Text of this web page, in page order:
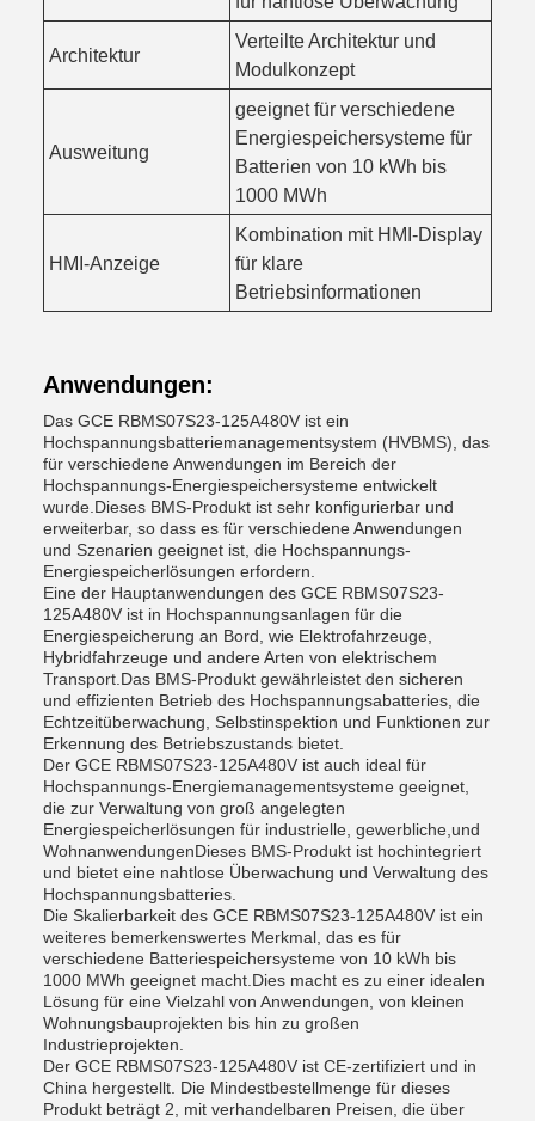
Architektur
Verteilte Architektur und
Modulkonzept
Ausweitung
geeignet für verschiedene
Energiespeichersysteme für
Batterien von 10 kWh bis
1000 MWh
HMI-Anzeige
Kombination mit HMI-Display
für klare
Betriebsinformationen
Anwendungen:
Das GCE RBMS07S23-125A480V ist ein
Hochspannungsbatteriemanagementsystem (HVBMS), das
für verschiedene Anwendungen im Bereich der
Hochspannungs-Energiespeichersysteme entwickelt
wurde.Dieses BMS-Produkt ist sehr konfigurierbar und
erweiterbar, so dass es für verschiedene Anwendungen
und Szenarien geeignet ist, die Hochspannungs-
Energiespeicherlösungen erfordern.
Eine der Hauptanwendungen des GCE RBMS07S23-
125A480V ist in Hochspannungsanlagen für die
Energiespeicherung an Bord, wie Elektrofahrzeuge,
Hybridfahrzeuge und andere Arten von elektrischem
Transport.Das BMS-Produkt gewährleistet den sicheren
und effizienten Betrieb des Hochspannungsabatteries, die
Echtzeitüberwachung, Selbstinspektion und Funktionen zur
Erkennung des Betriebszustands bietet.
Der GCE RBMS07S23-125A480V ist auch ideal für
Hochspannungs-Energiemanagementsysteme geeignet,
die zur Verwaltung von groß angelegten
Energiespeicherlösungen für industrielle, gewerbliche,und
WohnanwendungenDieses BMS-Produkt ist hochintegriert
und bietet eine nahtlose Überwachung und Verwaltung des
Hochspannungsbatteries.
Die Skalierbarkeit des GCE RBMS07S23-125A480V ist ein
weiteres bemerkenswertes Merkmal, das es für
verschiedene Batteriespeichersysteme von 10 kWh bis
1000 MWh geeignet macht.Dies macht es zu einer idealen
Lösung für eine Vielzahl von Anwendungen, von kleinen
Wohnungsbauprojekten bis hin zu großen
Industrieprojekten.
Der GCE RBMS07S23-125A480V ist CE-zertifiziert und in
China hergestellt. Die Mindestbestellmenge für dieses
Produkt beträgt 2, mit verhandelbaren Preisen, die über